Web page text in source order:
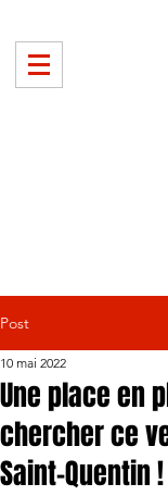
Post
Une place en
chercher ce
Saint-Quentin !
10 mai 2022